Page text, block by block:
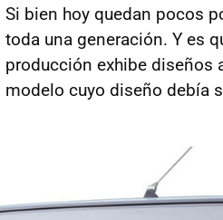
Si bien hoy quedan pocos
toda una generación. Y es
producción exhibe diseños
modelo cuyo diseño debía